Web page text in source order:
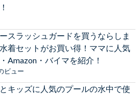
スラッシュガードを買うならしま
着セットがお買い得！ママに人気
Amazon・バイマを紹介！
ビュー
キッズに人気のプールの水中で使